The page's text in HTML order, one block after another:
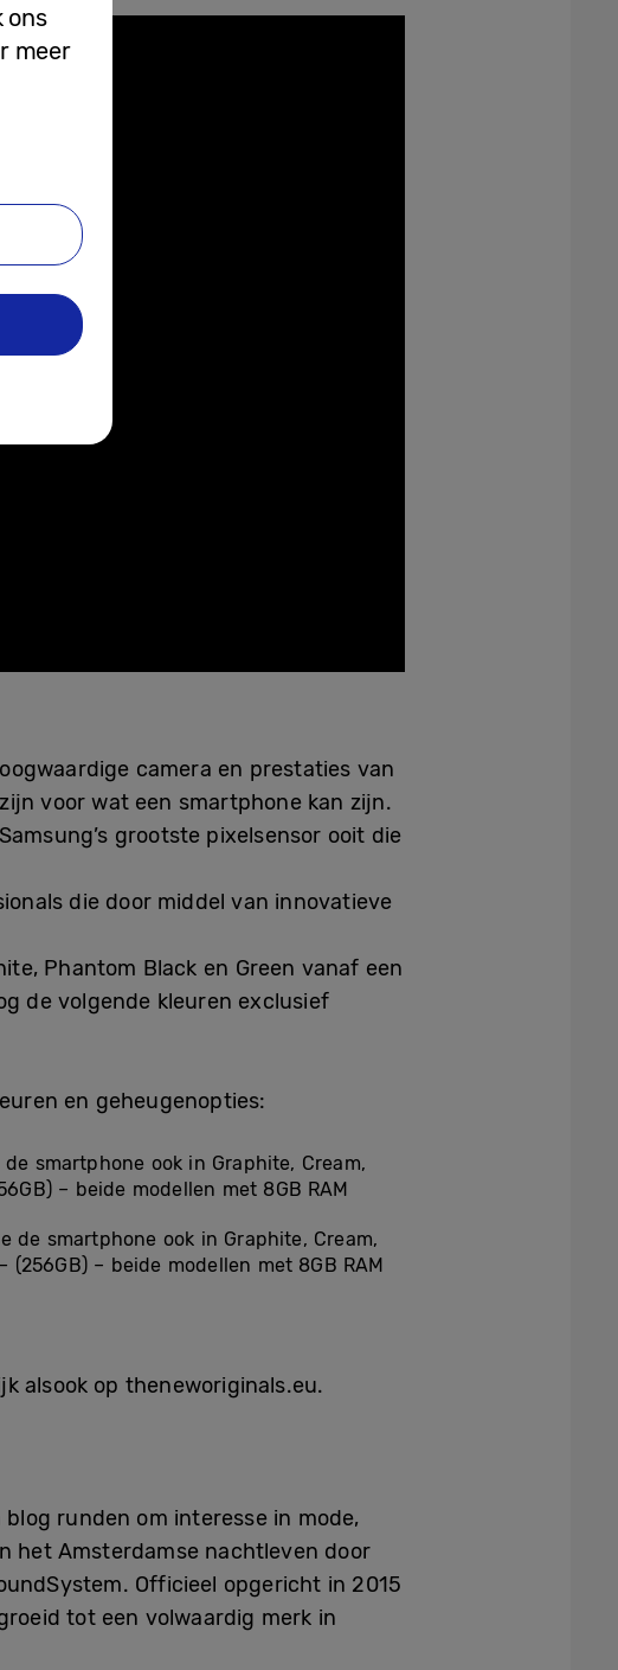
camera en prestaties van
voor wat een smartphone kan zijn.
grootste pixelsensor ooit die
die door middel van innovatieve
Phantom Black en Green vanaf een
de volgende kleuren exclusief
en geheugenopties:
smartphone ook in Graphite, Cream,
– beide modellen met 8GB RAM
de smartphone ook in Graphite, Cream,
– beide modellen met 8GB RAM
alsook op theneworiginals.eu.
runden om interesse in mode,
het Amsterdamse nachtleven door
Officieel opgericht in 2015
tot een volwaardig merk in
ons
meer